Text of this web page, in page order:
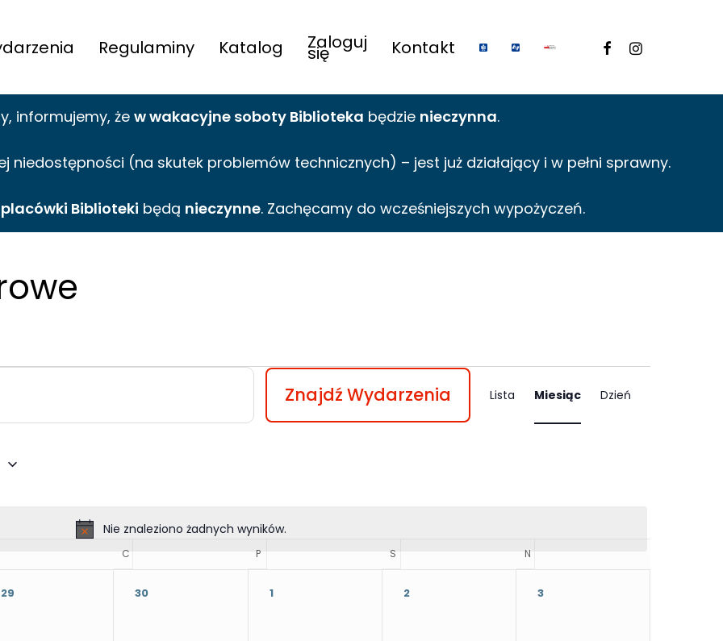
Regulaminy Katalog Zaloguj
się Kontakt facebookinstagram
informujemy, że w wakacyjne soboty Biblioteka będzie nieczynna.
niedostępności (na skutek problemów technicznych) – jest już działający i w pełni sprawny.
placówki Biblioteki będą nieczynne. Zachęcamy do wcześniejszych wypożyczeń.
Nie znaleziono żadnych wyników.
Znajdź Wydarzenia Lista Miesiąc Dzień
C P S N
29 30 1 2 3